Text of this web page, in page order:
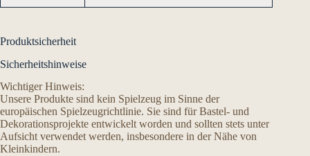
Produktsicherheit
Sicherheitshinweise
Wichtiger Hinweis:
Unsere Produkte sind kein Spielzeug im Sinne der
europäischen Spielzeugrichtlinie. Sie sind für Bastel- und
Dekorationsprojekte entwickelt worden und sollten stets unter
Aufsicht verwendet werden, insbesondere in der Nähe von
Kleinkindern.